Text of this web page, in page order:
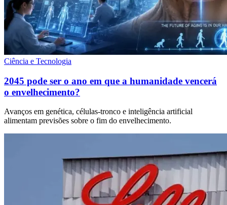
Ciência e Tecnologia
2045 pode ser o ano em que a humanidade vencerá
o envelhecimento?
Avanços em genética, células-tronco e inteligência artificial
alimentam previsões sobre o fim do envelhecimento.